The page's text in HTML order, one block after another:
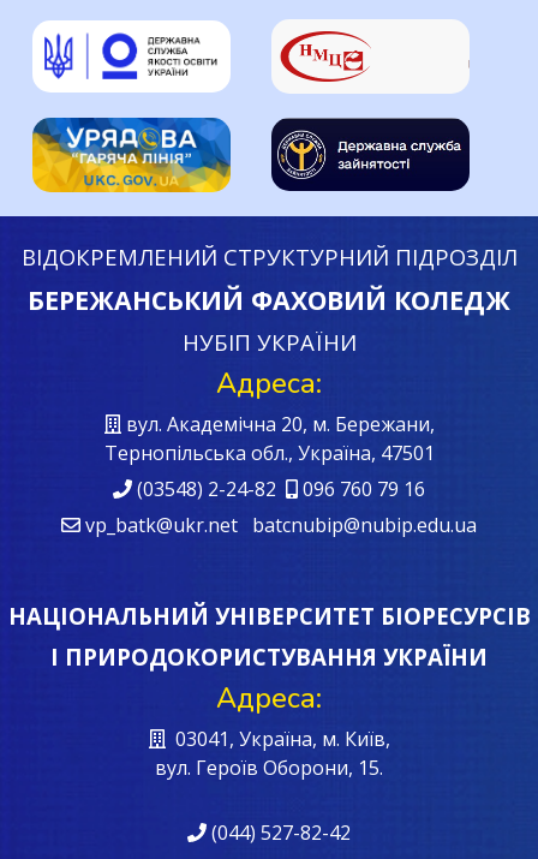
ВІДОКРЕМЛЕНИЙ СТРУКТУРНИЙ ПІДРОЗДІЛ
БЕРЕЖАНСЬКИЙ ФАХОВИЙ КОЛЕДЖ
НУБІП УКРАЇНИ
Адреса:
вул. Академічна 20, м. Бережани,
Тернопільська обл., Україна, 47501
(03548) 2-24-82
096 760 79 16
vp_batk@ukr.net batcnubip@nubip.edu.ua
НАЦІОНАЛЬНИЙ УНІВЕРСИТЕТ БІОРЕСУРСІВ
І ПРИРОДОКОРИСТУВАННЯ УКРАЇНИ
Адреса:
03041, Україна, м. Київ,
вул. Героїв Oборони, 15.
(044) 527-82-42